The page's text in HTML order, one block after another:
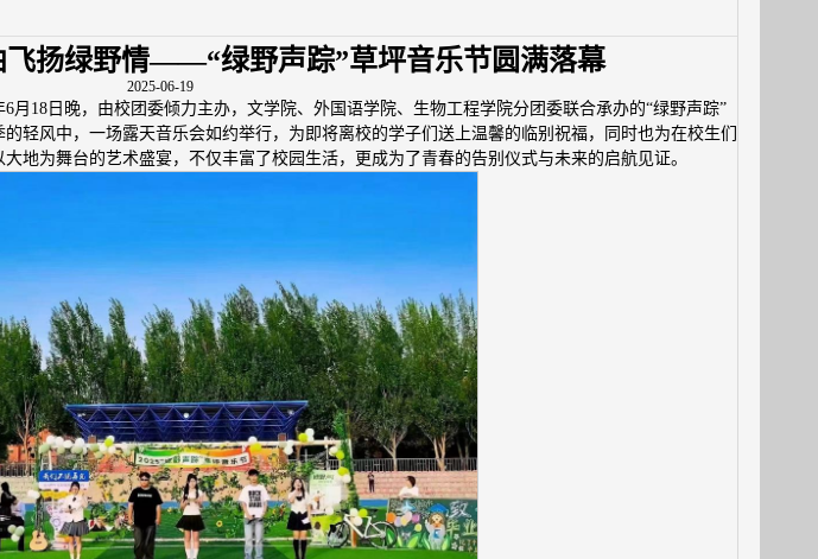
飞扬绿野情——“绿野声踪”草坪音乐节圆满落幕
2025-06-19
月18日晚，由校团委倾力主办，文学院、外国语学院、生物工程学院分团委联合承办的“绿野声踪”
轻风中，一场露天音乐会如约举行，为即将离校的学子们送上温馨的临别祝福，同时也为在校生们
地为舞台的艺术盛宴，不仅丰富了校园生活，更成为了青春的告别仪式与未来的启航见证。